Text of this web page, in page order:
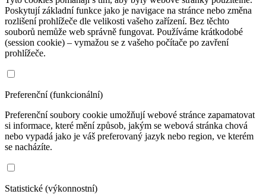
Poskytují základní funkce jako je navigace na stránce nebo změna
rozlišení prohlížeče dle velikosti vašeho zařízení. Bez těchto
souborů nemůže web správně fungovat. Používáme krátkodobé
(session cookie) – vymažou se z vašeho počítače po zavření
prohlížeče.
Preferenční (funkcionální)
Preferenční soubory cookie umožňují webové stránce zapamatovat
si informace, které mění způsob, jakým se webová stránka chová
nebo vypadá jako je váš preferovaný jazyk nebo region, ve kterém
se nacházíte.
Statistické (výkonnostní)